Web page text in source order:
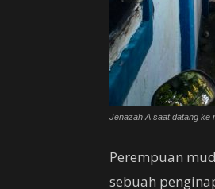
Jenazah A saat datang ke
Perempuan
sebuah